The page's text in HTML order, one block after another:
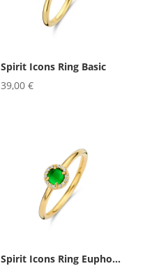
Spirit Icons Ring Basic
39,00€
Spirit Icons Ring Euphoria Green